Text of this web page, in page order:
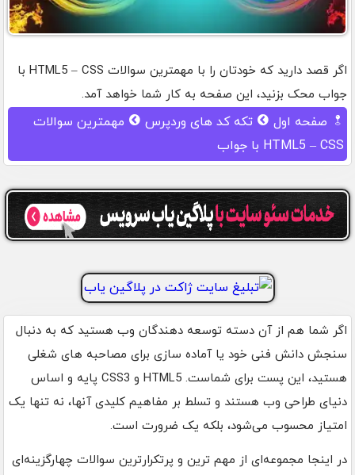
اگر قصد دارید که خودتان را با مهمترین سوالات HTML5 – CSS با
جواب محک بزنید، این صفحه به کار شما خواهد آمد.
صفحه اول تکه کد های وردپرس
مهمترین سوالات
HTML5 – CSS با جواب
اگر شما هم از آن دسته توسعه‌ دهندگان وب هستید که به دنبال
سنجش دانش فنی خود یا آماده‌ سازی برای مصاحبه‌ های شغلی
هستید، این پست برای شماست. HTML5 و CSS3 پایه و اساس
دنیای طراحی وب هستند و تسلط بر مفاهیم کلیدی آنها، نه‌ تنها یک
امتیاز محسوب می‌شود، بلکه یک ضرورت است.
در اینجا مجموعه‌ای از مهم‌ ترین و پرتکرارترین سوالات چهارگزینه‌ای